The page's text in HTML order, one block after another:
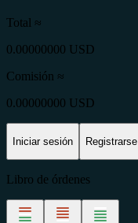
Total ≈
0.00000000 USD
Comisión ≈
0.00000000 USD
Iniciar sesión Registrarse
Libro de órdenes